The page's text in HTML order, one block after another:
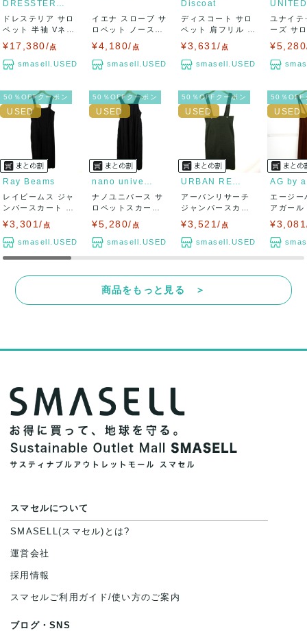
DRESSTERIOR
ドレステリア サロ
ペット 半袖 Vネッ
ク ウール混...
¥17,380/点
smasell.USED
イエナ スローブ サ
ロペット ノースリ
ーブ ストレ...
¥4,180/ 点
smasell.USED
Discoat
ディスコート サロ
ペット 肩フリル ア
シンメトリー...
¥3,631/ 点
smasell.USED
ユナイテ
ーズ サ
ャンパ
50％OFFクーポン
Ray Beams
レイビームス ジャ
ンパースカート サ
¥3,301/ 点
smasell.USED
50％OFFクーポン
nano universe
ナノユニバース サ
ロペットスカート
¥5,280/ 点
smasell.USED
50％OFFクーポン
URBAN RESEARCH
アーバンリサーチ
ジャンパースカー
¥3,521/ 点
smasell.USED
50％OFF
エージー
アガール
商品をもっと見る ＞
スマセルについて
SMASELL(スマセル)とは?
運営会社
採用情報
スマセルご利用ガイド/使い方のご案内
ブログ・SNS